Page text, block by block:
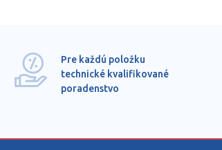
Pre každú položku
technické kvalifikované
poradenstvo